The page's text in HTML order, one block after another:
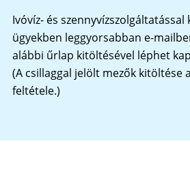
Ivóvíz- és szennyvízszolgáltatással
ügyekben leggyorsabban e-
alábbi űrlap kitöltésével léphet
(A csillaggal jelölt mezők kitöltése
feltétele.)